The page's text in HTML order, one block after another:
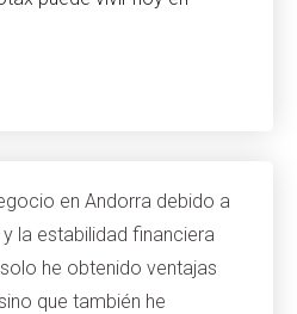
en Andorra debido a
la estabilidad financiera
he obtenido ventajas
que también he